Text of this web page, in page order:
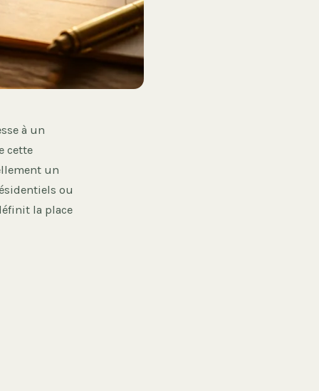
à un
cette
un
ou
la place